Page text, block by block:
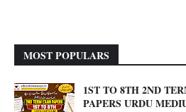
MOST POPULARS
1ST TO 8TH 2ND
PAPERS URDU